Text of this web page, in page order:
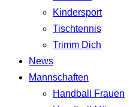
Kindersport
Tischtennis
Trimm Dich
News
Mannschaften
Handball Frauen